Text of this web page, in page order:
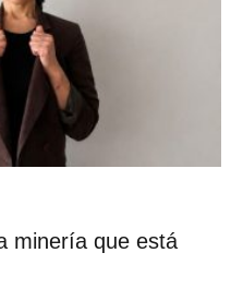
minería que está